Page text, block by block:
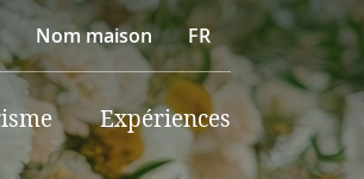
Nom maison FR
Expériences